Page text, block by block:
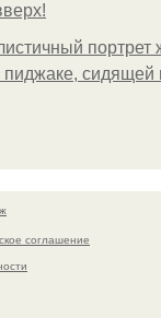
пиджаке, сидящей
соглашение